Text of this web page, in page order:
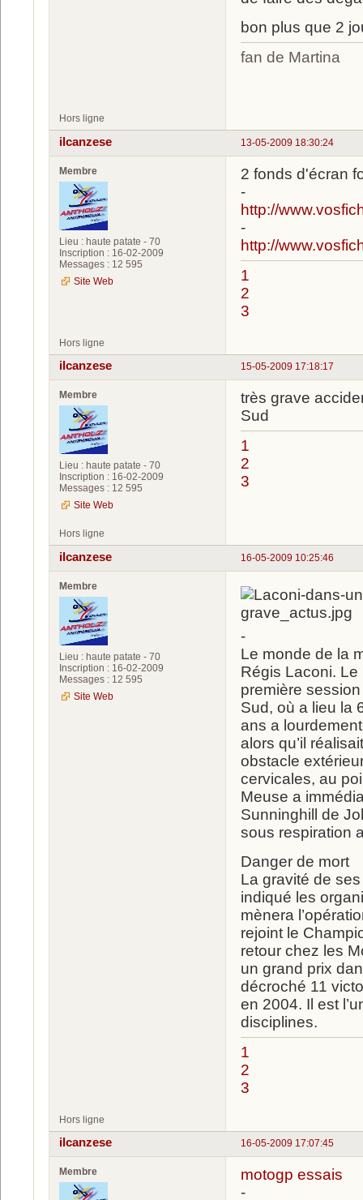
bon plus que 2
fan de Martina
Hors ligne
13-05-2009 18:30:24
ilcanzese
Membre
Lieu : haute patate - 70
Inscription : 16-02-2009
Messages : 12 595
Site Web
2 fonds d'écran
-
http://
-
http://
1
2
3
Hors ligne
15-05-2009 17:18:17
ilcanzese
Membre
Lieu : haute patate - 70
Inscription : 16-02-2009
Messages : 12 595
Site Web
très grave
Sud
1
2
3
Hors ligne
16-05-2009 10:25:46
ilcanzese
Membre
Lieu : haute patate - 70
Inscription : 16-02-2009
Messages : 12 595
Site Web
-
Le monde de la
Régis Laconi.
première
Sud, où a lieu la
ans a
alors qu’il
obstacle
cervicales, au
Meuse a
Sunninghill de
sous respiration
Danger de mort
La gravité de
indiqué les
mènera
rejoint le
retour chez les
un grand prix
décroché 11
en 2004. Il est
disciplines.
1
2
3
Hors ligne
16-05-2009 17:07:45
ilcanzese
Membre
motogp essais
-